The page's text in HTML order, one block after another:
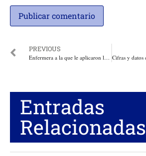
PREVIOUS
Enfermera a la que le aplicaron la vacuna en Sahagún, Córdoba convulsionó y se encuentra en Cuidados Intensivos en condición estable
Entradas
Relacionadas